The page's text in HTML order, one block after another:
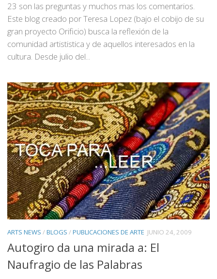
23 son las preguntas y muchos mas los comentarios.
Este blog creado por Teresa Lopez (bajo el cobijo de su
gran proyecto Orificio) busca la reflexión de la
comunidad artististica y de aquellos interesados en la
cultura. Desde julio del...
ARTS NEWS /BLOGS /PUBLICACIONES DE ARTE JUNIO 24, 2009
Autogiro da una mirada a: El
Naufragio de las Palabras